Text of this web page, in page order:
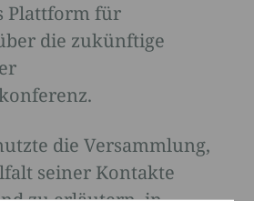
Plattform für
die zukünftige
die Versammlung,
seiner Kontakte